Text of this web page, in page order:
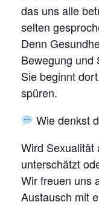
D
R
.
O
L
I
V
E
R
Y
A
das uns alle
selten
Denn
Bewegung und
Sie beginnt
spüren.
Wie denkst
Wird Sexualität
unterschätzt
Wir freuen uns
Austausch mit